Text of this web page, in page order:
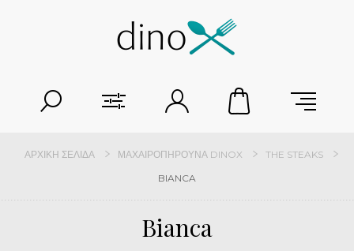
ΑΡΧΙΚΉ ΣΕΛΊΔΑ ΜΑΧΑΙΡΟΠΉΡΟΥΝΑ DINOX
THE STEAKS
BIANCA
Bianca